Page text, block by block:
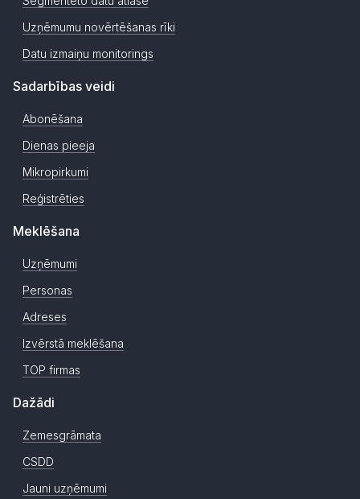
Uzņēmumu novērtēšanas rīki
Datu izmaiņu monitorings
Sadarbības veidi
Abonēšana
Dienas pieeja
Mikropirkumi
Reģistrēties
Meklēšana
Uzņēmumi
Personas
Adreses
Izvērstā meklēšana
TOP firmas
Dažādi
Zemesgrāmata
CSDD
Jauni uzņēmumi